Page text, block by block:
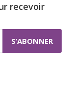
recevoir